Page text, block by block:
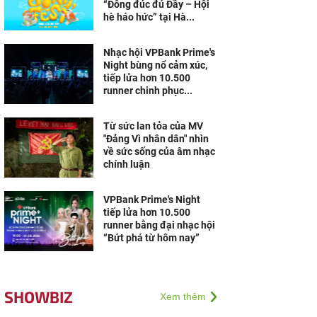
“Đông đúc đủ Đầy – Hội
hè háo hức” tại Hà...
Nhạc hội VPBank Prime's
Night bùng nổ cảm xúc,
tiếp lửa hơn 10.500
runner chinh phục...
Từ sức lan tỏa của MV
"Đảng Vì nhân dân" nhìn
về sức sống của âm nhạc
chính luận
VPBank Prime's Night
tiếp lửa hơn 10.500
runner bằng đại nhạc hội
“Bứt phá từ hôm nay”
SHOWBIZ Xem thêm